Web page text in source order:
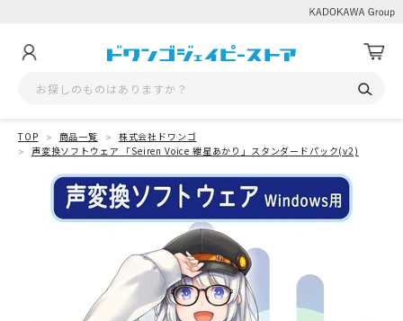
TOP 商品一覧
株式会社ドワンゴ
声変換ソフトウェア 「Seiren Voice 紲星あかり」スタンダードパック(v2)